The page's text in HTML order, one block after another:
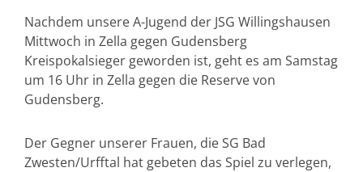
Nachdem unsere A-Jugend der JSG Willingshausen
Mittwoch in Zella gegen Gudensberg
Kreispokalsieger geworden ist, geht es am Samstag
um 16 Uhr in Zella gegen die Reserve von
Gudensberg.
Der Gegner unserer Frauen, die SG Bad
Zwesten/Urfftal hat gebeten das Spiel zu verlegen,